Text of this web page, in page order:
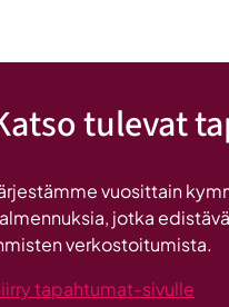
tulevat
vuosittain
jotka
verkostoitumista.
tapahtumat-sivulle